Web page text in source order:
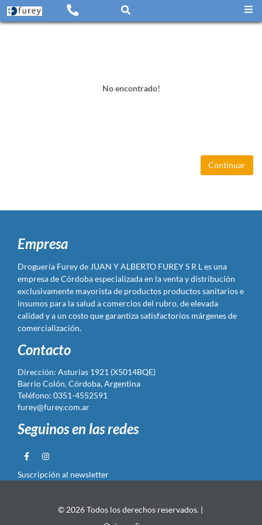
No encontrado!
Continuar
Empresa
Droguería Furey de JUAN Y ALBERTO FUREY S R L es una
empresa de Córdoba especializada en la venta y distribución
exclusivamente mayorista de productos productos sanitarios e
insumos para la salud a comercios del rubro, de elevada
calidad y a un costo que garantiza satisfactorios márgenes de
comercialización.
Contacto
Dirección: Asturias 1921 (X5014BQE)
Barrio Colón, Córdoba, Argentina
Teléfono: 0351-4552591
furey@furey.com.ar
Seguinos en las redes
Suscripción al newsletter
© 2026 Todos los derechos reservados. |